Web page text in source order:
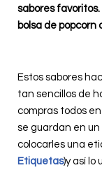
sabores
bolsa de popcorn
Estos sabores
tan sencillos de
compras todos
se guardan en
colocarles una
Etiquetas)y así lo